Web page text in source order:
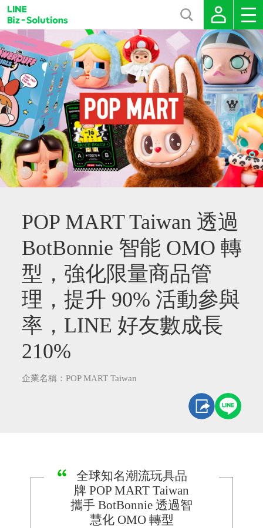
POP MART Taiwan 透過
BotBonnie 智能 OMO 轉
型，強化限量商品管
理，提升 90% 活動參與
率，LINE 好友數成長
210%
企業名稱：POP MART Taiwan
全球知名潮流玩具品
牌 POP MART Taiwan
攜手 BotBonnie 透過智
慧化 OMO 轉型